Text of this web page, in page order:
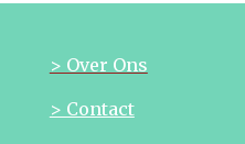
> Over Ons
> Contact